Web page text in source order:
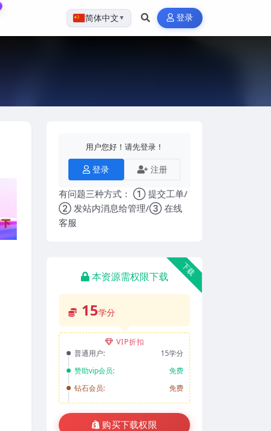
简体中文 ▼ 登录
用户您好！请先登录！
登录 注册
有问题三种方式： ① 提交工单/
② 发站内消息给管理/③ 在线
客服
下载
本资源需权限下载
15学分
VIP折扣
普通用户:
15学分
赞助vip会员:
免费
钻石会员:
免费
购买下载权限